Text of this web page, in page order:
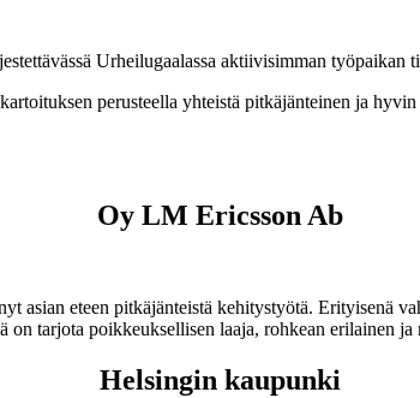
Urheilugaalassa aktiivisimman työpaikan
perusteella yhteistä pitkäjänteinen ja
Oy LM Ericsson Ab
asian eteen pitkäjänteistä kehitystyötä. Erityisenä
tarjota poikkeuksellisen laaja, rohkean erilainen
Helsingin kaupunki